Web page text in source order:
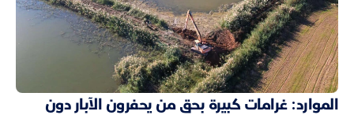
الموارد: غرامات كبيرة بحق من يحفرون الآبار دون